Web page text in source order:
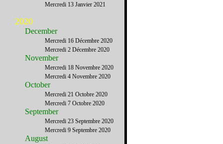
Mercredi 13 Janvier 2021
2020
December
Mercredi 16 Décembre 2020
Mercredi 2 Décembre 2020
November
Mercredi 18 Novembre 2020
Mercredi 4 Novembre 2020
October
Mercredi 21 Octobre 2020
Mercredi 7 Octobre 2020
September
Mercredi 23 Septembre 2020
Mercredi 9 Septembre 2020
August